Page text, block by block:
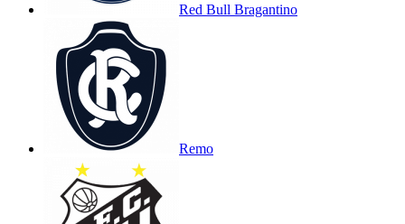
Red Bull Bragantino
Remo